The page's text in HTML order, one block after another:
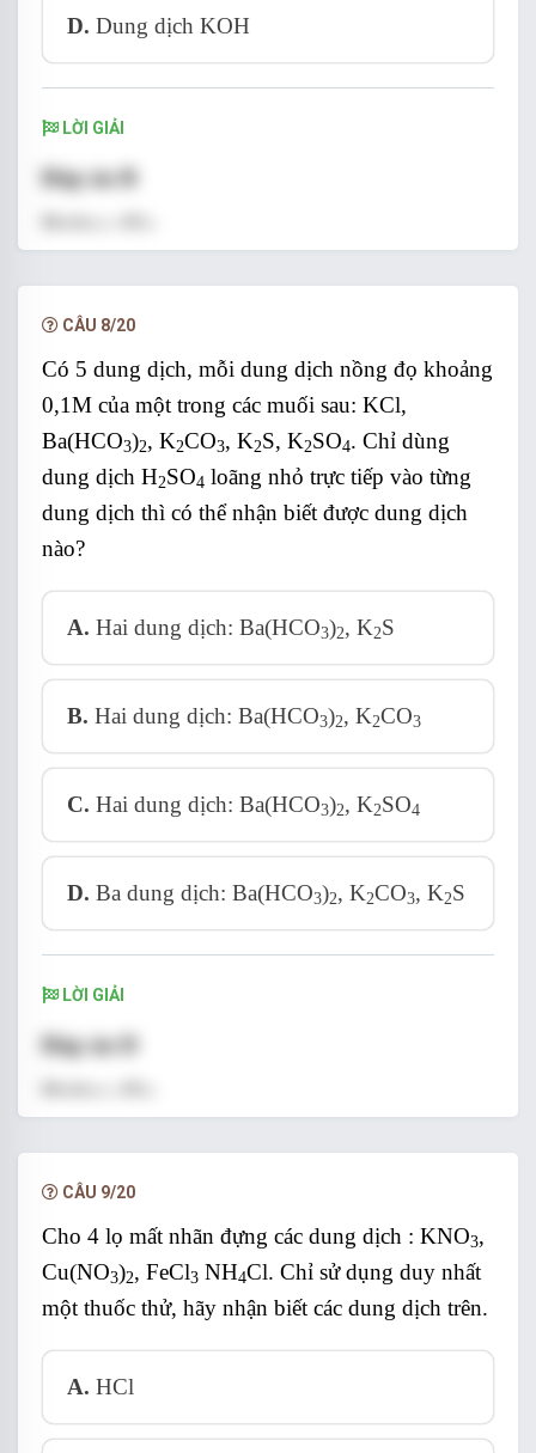
D. Dung dịch KOH
LỜI GIẢI
Đáp án B
CÂU 8/20
Có 5 dung dịch, mỗi dung dịch nồng đọ khoảng
0,1M của một trong các muối sau: KCl,
Ba(HCO3)2, K2CO3, K2S, K2SO4. Chỉ dùng
dung dịch H2SO4 loãng nhỏ trực tiếp vào từng
dung dịch thì có thể nhận biết được dung dịch
nào?
A. Hai dung dịch: Ba(HCO3)2, K2S
B. Hai dung dịch: Ba(HCO3)2, K2CO3
C. Hai dung dịch: Ba(HCO3)2, K2SO4
D. Ba dung dịch: Ba(HCO3)2, K2CO3, K2S
LỜI GIẢI
Đáp án D
Nhận biết được 3 chất.
CÂU 9/20
Cho 4 lọ mất nhãn đựng các dung dịch : KNO3,
Cu(NO3)2, FeCl3 NH4Cl. Chỉ sử dụng duy nhất
một thuốc thử, hãy nhận biết các dung dịch trên.
A. HCl